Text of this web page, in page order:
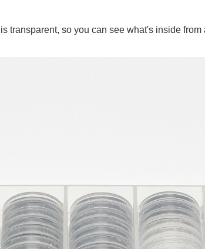
transparent, so you can see what's inside from